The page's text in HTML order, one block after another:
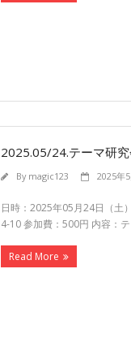
2025.05/24.テーマ研
By magic123 2025年
日時：2025年05月24日（土
4-10 参加費：500円 内容：
Read More